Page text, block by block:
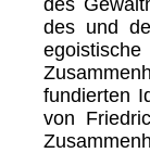
des und
fundierten
von